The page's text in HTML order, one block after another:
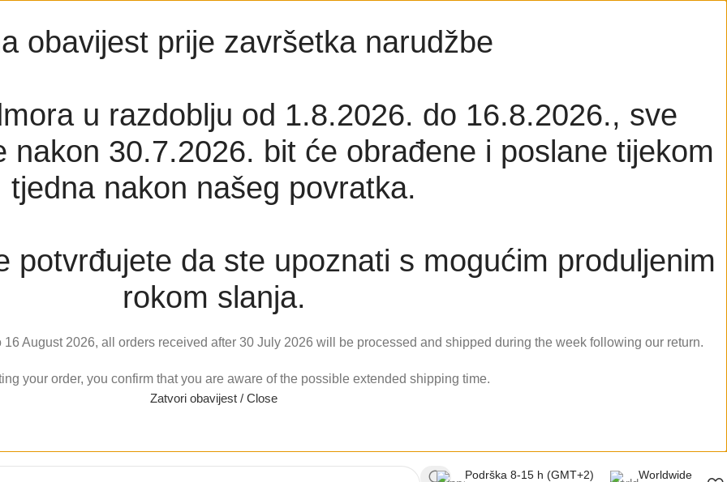
obavijest prije završetka narudžbe
u razdoblju od 1.8.2026. do 16.8.2026., sve
nakon 30.7.2026. bit će obrađene i poslane tijekom
tjedna nakon našeg povratka.
potvrđujete da ste upoznati s mogućim produljenim
rokom slanja.
August 2026, all orders received after 30 July 2026 will be processed and shipped during the week following our return.
your order, you confirm that you are aware of the possible extended shipping time.
Zatvori obavijest / Close
Podrška 8-15 h (GMT+2)
Worldwide